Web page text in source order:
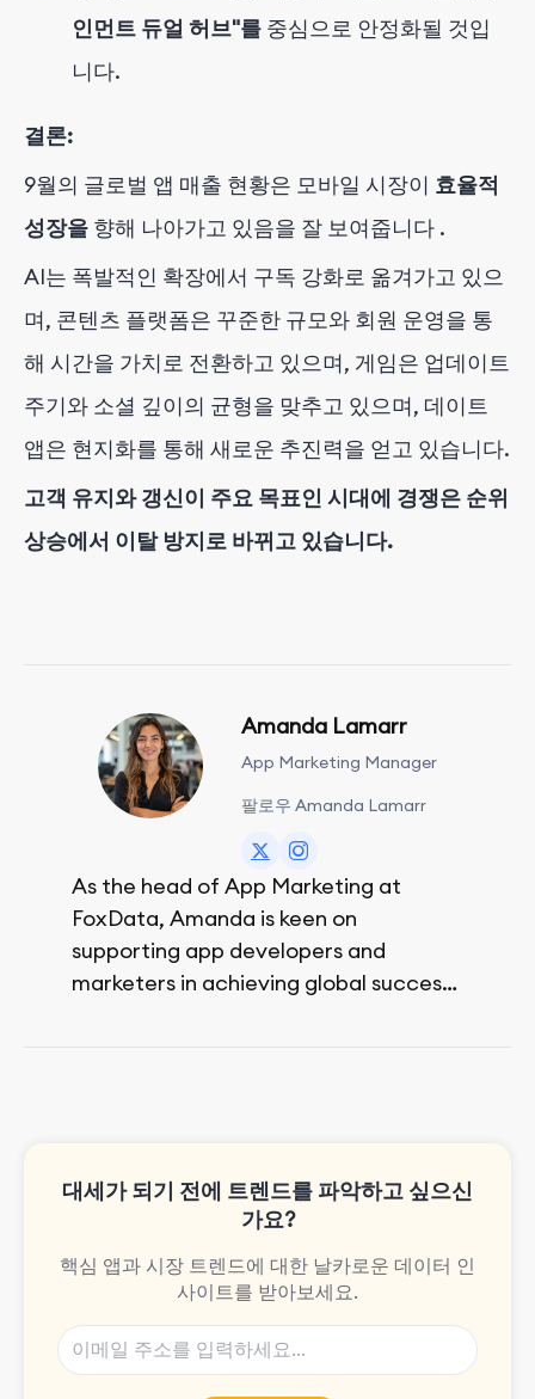
인먼트 듀얼 허브"를 중심으로 안정화될 것입
니다.
결론:
9월의 글로벌 앱 매출 현황은 모바일 시장이 효율적
성장을 향해 나아가고 있음을 잘 보여줍니다 .
AI는 폭발적인 확장에서 구독 강화로 옮겨가고 있으
며, 콘텐츠 플랫폼은 꾸준한 규모와 회원 운영을 통
해 시간을 가치로 전환하고 있으며, 게임은 업데이트
주기와 소셜 깊이의 균형을 맞추고 있으며, 데이트
앱은 현지화를 통해 새로운 추진력을 얻고 있습니다.
고객 유지와 갱신이 주요 목표인 시대에 경쟁은 순위
상승에서 이탈 방지로 바뀌고 있습니다.
Amanda Lamarr
App Marketing Manager
팔로우 Amanda Lamarr
As the head of App Marketing at
FoxData, Amanda is keen on
supporting app developers and
marketers in achieving global success,
대세가 되기 전에 트렌드를 파악하고 싶으신
가요?
핵심 앱과 시장 트렌드에 대한 날카로운 데이터 인
사이트를 받아보세요.